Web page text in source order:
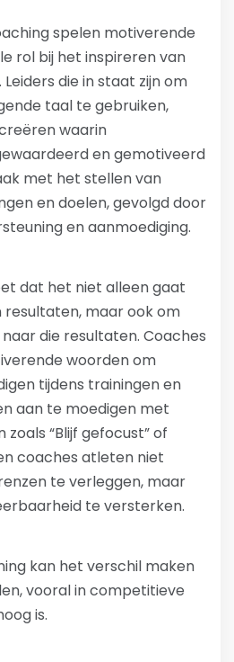
spelen motiverende
rol bij het inspireren van
die in staat zijn om
taal te gebruiken,
waarin
en gemotiveerd
met het stellen van
en doelen, gevolgd door
en aanmoediging.
dat het niet alleen gaat
maar ook om
die resultaten. Coaches
woorden om
tijdens trainingen en
aan te moedigen met
“Blijf gefocust” of
coaches atleten niet
te verleggen, maar
te versterken.
kan het verschil maken
vooral in competitieve
is.